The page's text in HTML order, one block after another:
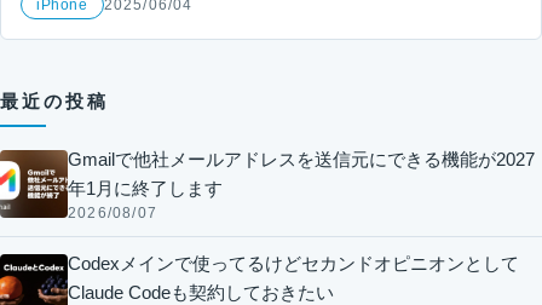
iPhone 2025/06/04
最近の投稿
Gmailで他社メールアドレスを送信元にできる機能が2027
年1月に終了します
2026/08/07
Codexメインで使ってるけどセカンドオピニオンとして
Claude Codeも契約しておきたい